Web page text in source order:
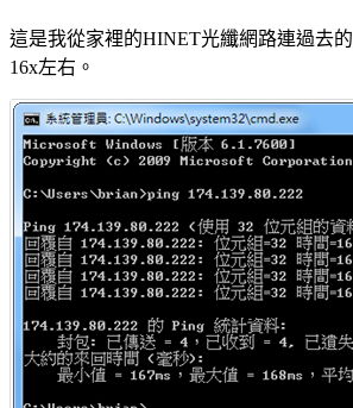
這是我從家裡的HINET光纖網路連過去
16x左右。